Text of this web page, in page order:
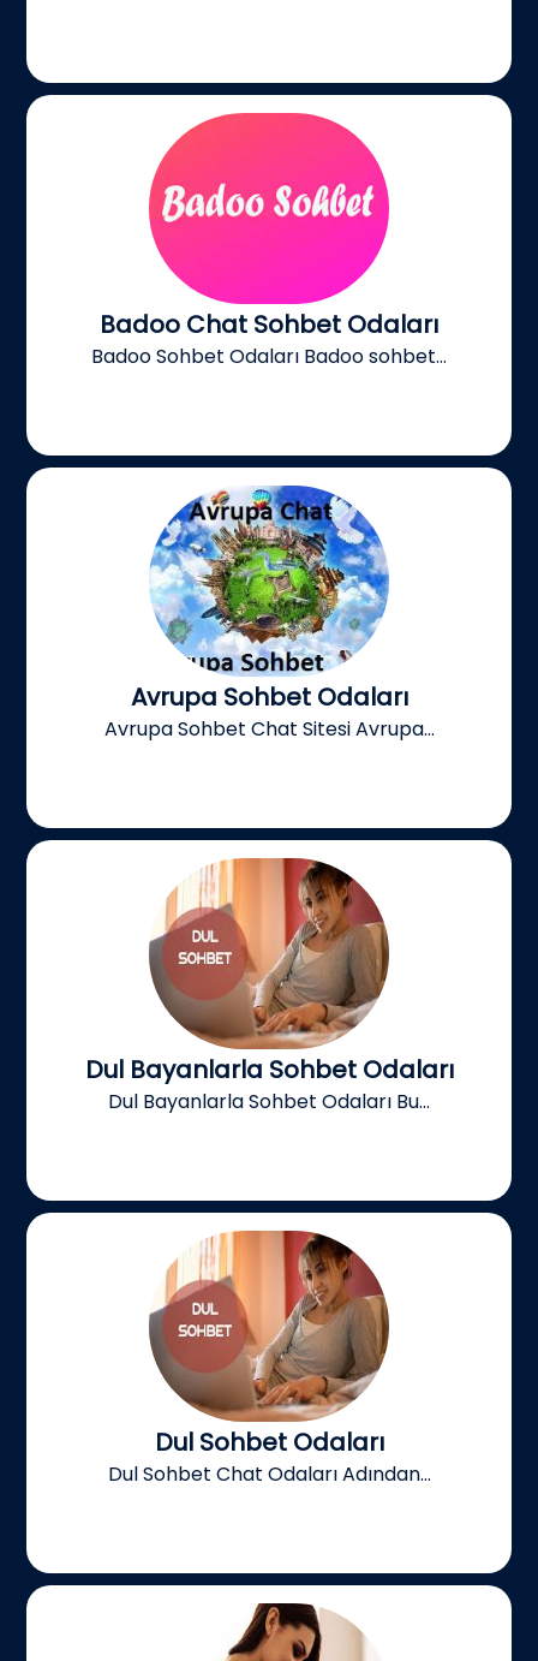
Badoo Chat Sohbet Odaları
Badoo Sohbet Odaları Badoo sohbet...
Avrupa Sohbet Odaları
Avrupa Sohbet Chat Sitesi Avrupa...
Dul Bayanlarla Sohbet Odaları
Dul Bayanlarla Sohbet Odaları Bu...
Dul Sohbet Odaları
Dul Sohbet Chat Odaları Adından...